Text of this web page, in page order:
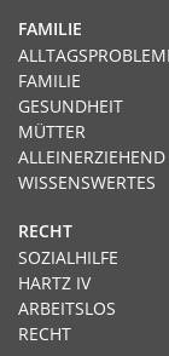
FAMILIE
FAMILIE
GESUNDHEIT
MÜTTER
ALLEINERZIEHEND
WISSENSWERTES
RECHT
SOZIALHILFE
HARTZ IV
ARBEITSLOS
RECHT